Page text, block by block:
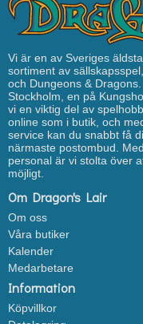
Vi är en av Sveriges
sortiment av
och Dungeons &
Stockholm, en på
vi en viktig del av
online som i butik, och
service kan du snabbt få
närmaste postombud.
personal är vi stolta över
möjligt.
Om Dragon's Lair
Om oss
Våra butiker
Kalender
Medarbetare
Information
Köpvillkor